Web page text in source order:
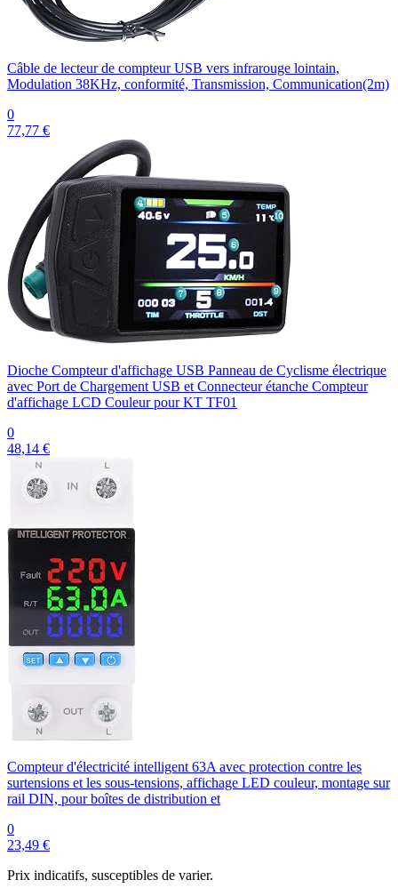
Câble de lecteur de compteur USB vers infrarouge lointain,
Modulation 38KHz, conformité, Transmission, Communication(2m)
0
77,77 €
Dioche Compteur d'affichage USB Panneau de Cyclisme électrique
avec Port de Chargement USB et Connecteur étanche Compteur
d'affichage LCD Couleur pour KT TF01
0
48,14 €
Compteur d'électricité intelligent 63A avec protection contre les
surtensions et les sous-tensions, affichage LED couleur, montage sur
rail DIN, pour boîtes de distribution et
0
23,49 €
Prix indicatifs, susceptibles de varier.